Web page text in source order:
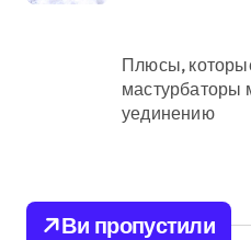
Плюсы,
мастурбаторы
уединению
Ви пропустили